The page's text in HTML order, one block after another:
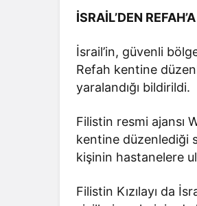
İSRAİL’DEN
İsrail’in, güvenli
Refah kentine
yaralandığı bildirildi.
Filistin resmi ajansı
kentine düzenlediği
kişinin hastanelere
Filistin Kızılayı da